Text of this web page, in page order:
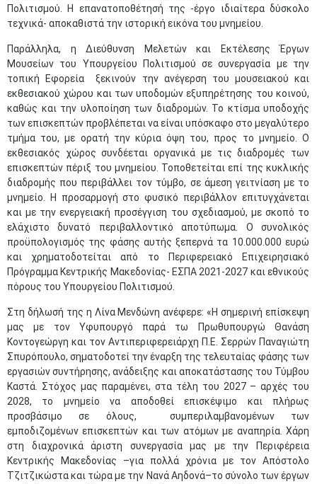
Πολιτισμού. Η επανατοποθέτησή της -έργο ιδιαίτερα δύσκολο
τεχνικά- αποκαθιστά την ιστορική εικόνα του μνημείου.
Παράλληλα, η Διεύθυνση Μελετών και Εκτέλεσης Έργων
Μουσείων του Υπουργείου Πολιτισμού σε συνεργασία με την
τοπική Εφορεία ξεκινούν την ανέγερση του μουσειακού και
εκθεσιακού χώρου και των υποδομών εξυπηρέτησης του κοινού,
καθώς και την υλοποίηση των διαδρομών. Το κτίσμα υποδοχής
των επισκεπτών προβλέπεται να είναι υπόσκαφο στο μεγαλύτερο
τμήμα του, με ορατή την κύρια όψη του, προς το μνημείο. Ο
εκθεσιακός χώρος συνδέεται οργανικά με τις διαδρομές των
επισκεπτών πέριξ του μνημείου. Τοποθετείται επί της κυκλικής
διαδρομής που περιβάλλει τον τύμβο, σε άμεση γειτνίαση με το
μνημείο. Η προσαρμογή στο φυσικό περιβάλλον επιτυγχάνεται
και με την ενεργειακή προσέγγιση του σχεδιασμού, με σκοπό το
ελάχιστο δυνατό περιβαλλοντικό αποτύπωμα. Ο συνολικός
προϋπολογισμός της φάσης αυτής ξεπερνά τα 10.000.000 ευρώ
και χρηματοδοτείται από το Περιφερειακό Επιχειρησιακό
Πρόγραμμα Κεντρικής Μακεδονίας- ΕΣΠΑ 2021-2027 και εθνικούς
πόρους του Υπουργείου Πολιτισμού.
Στη δήλωσή της η Λίνα Μενδώνη ανέφερε: «Η σημερινή επίσκεψη
μας με τον Υφυπουργό παρά τω Πρωθυπουργώ Θανάση
Κοντογεώργη και τον Αντιπεριφερειάρχη Π.Ε. Σερρών Παναγιώτη
Σπυρόπουλο, σηματοδοτεί την έναρξη της τελευταίας φάσης των
εργασιών συντήρησης, ανάδειξης και αποκατάστασης του Τύμβου
Καστά. Στόχος μας παραμένει, στα τέλη του 2027 – αρχές του
2028, το μνημείο να αποδοθεί επισκέψιμο και πλήρως
προσβάσιμο σε όλους, συμπεριλαμβανομένων των
εμποδιζομένων επισκεπτών και των ατόμων με αναπηρία. Χάρη
στη διαχρονικά άριστη συνεργασία μας με την Περιφέρεια
Κεντρικής Μακεδονίας –για πολλά χρόνια με τον Απόστολο
Τζιτζικώστα και τώρα με την Νανά Αηδονά–το σύνολο των έργων